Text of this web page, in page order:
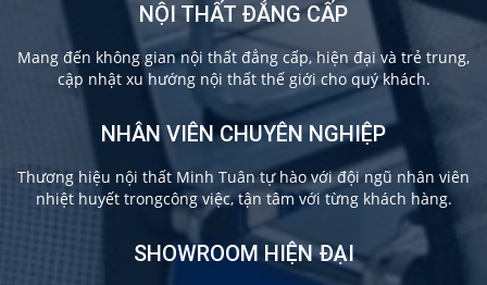
NỘI THẤT ĐẲNG CẤP
Mang đến không gian nội thất đẳng cấp, hiện đại và trẻ trung,
cập nhật xu hướng nội thất thế giới cho quý khách.
NHÂN VIÊN CHUYÊN NGHIỆP
Thương hiệu nội thất Minh Tuân tự hào với đội ngũ nhân viên
nhiệt huyết trongcông việc, tận tâm với từng khách hàng.
SHOWROOM HIỆN ĐẠI